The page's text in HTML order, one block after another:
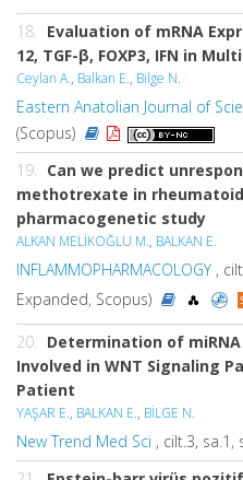
18.
Evaluation of mRNA
12, TGF-β, FOXP3, IFN in
Ceylan A., Balkan E., Bilge N.
Eastern Anatolian Journal of
(Scopus)
19.
Can we predict
methotrexate in
pharmacogenetic study
ALKAN MELİKOĞLU M., BALKAN E.
INFLAMMOPHARMACOLOGY ,
Expanded, Scopus)
20.
Determination of
Involved in WNT Signaling
Patient
YAŞAR E., BALKAN E., BİLGE N.
New Trend Med Sci , cilt.3, sa.1,